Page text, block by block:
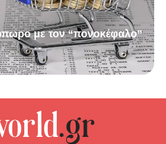
με τον “πονοκέφαλο”